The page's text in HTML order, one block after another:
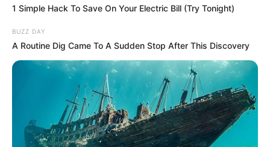
1 Simple Hack To Save On Your Electric Bill (Try Tonight)
BUZZ DAY
A Routine Dig Came To A Sudden Stop After This Discovery